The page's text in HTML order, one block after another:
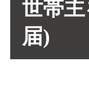
世帯
届)